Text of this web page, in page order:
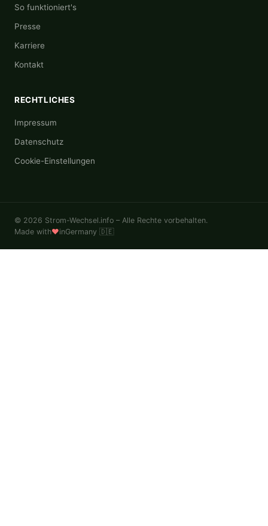
So funktioniert's
Presse
Karriere
Kontakt
RECHTLICHES
Impressum
Datenschutz
Cookie-Einstellungen
© 2026 Strom-Wechsel.info – Alle Rechte vorbehalten.
Made with♥inGermany 🇩🇪